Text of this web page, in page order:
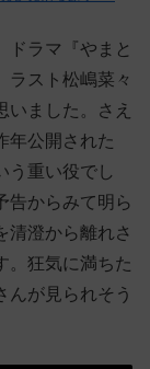
ドラマ『やまと
ラスト松嶋菜々
いました。さえ
年公開された
う重い役でし
告からみて明ら
清澄から離れさ
。狂気に満ちた
んが見られそう